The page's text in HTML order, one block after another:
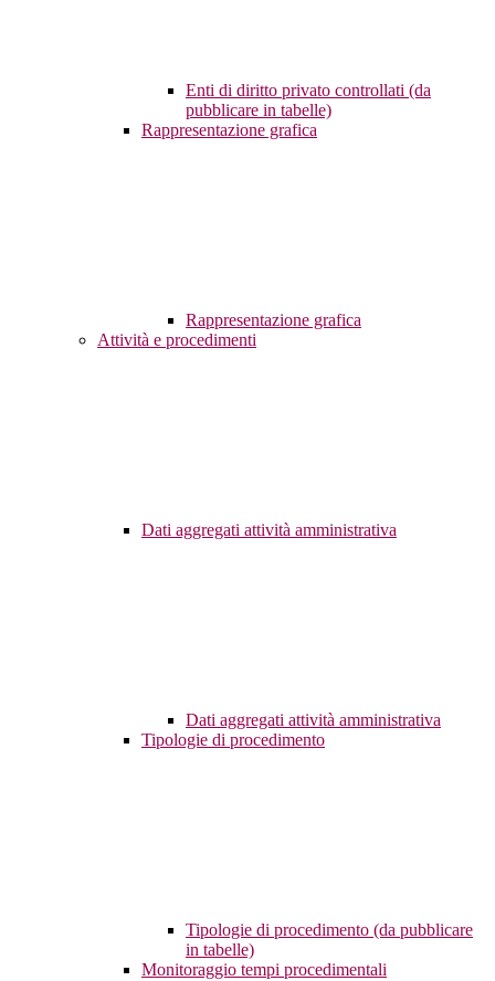
Enti di diritto privato controllati (da
pubblicare in tabelle)
Rappresentazione grafica
Rappresentazione grafica
Attività e procedimenti
Dati aggregati attività amministrativa
Dati aggregati attività amministrativa
Tipologie di procedimento
Tipologie di procedimento (da pubblicare
in tabelle)
Monitoraggio tempi procedimentali